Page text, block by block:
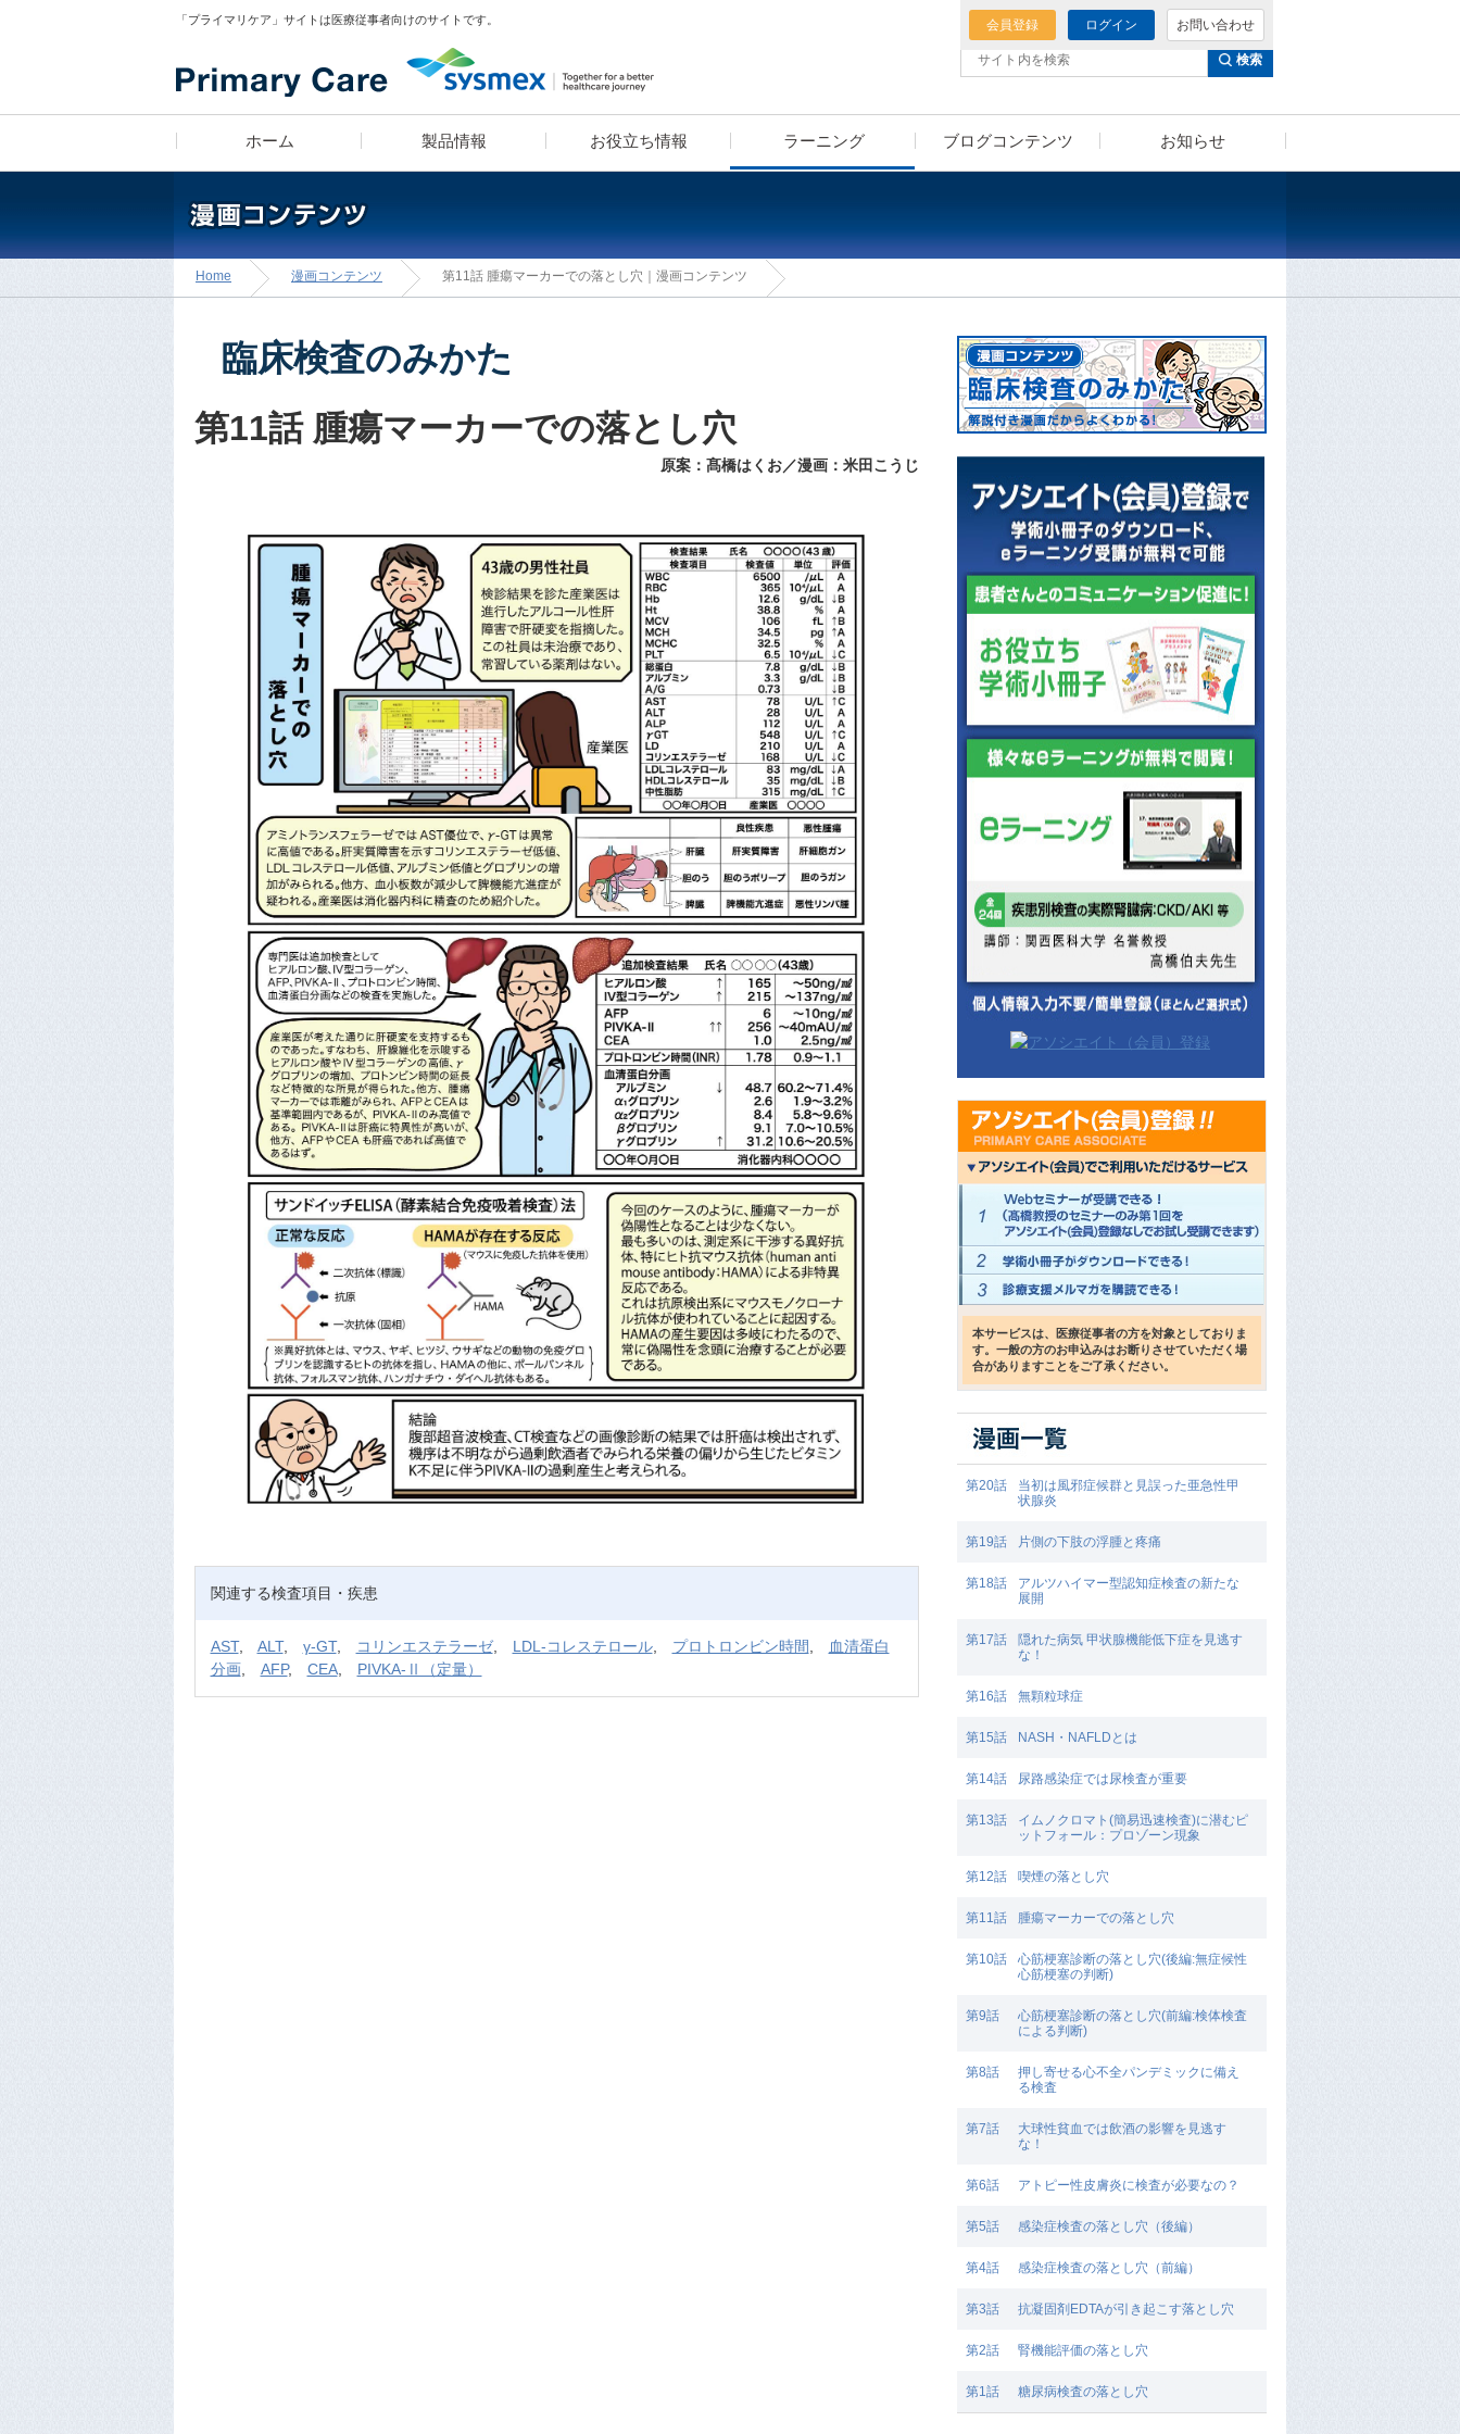
会員登録 ログイン お問い合わせ
「プライマリケア」サイトは医療従事者向けのサイトです。
検索
ホーム 製品情報
製品ラインナップ 血算装置の導入をお考えの方へ
お役立ち情報
疾患スピード検索 疾患別検査セットライブラリー
ラーニング
漫画コンテンツ 学べる検査知識クイズ
医師のフィロソフィ
ブログコンテンツ
医師 宮田俊男に学ぶ
漫画コンテンツ・クイズコン
お知らせ
Home 漫画コンテンツ 第11話 腫瘍マーカーでの落とし穴｜漫画コンテンツ
臨床検査のみかた
第11話 腫瘍マーカーでの落とし穴
原案：髙橋はくお／漫画：米田こうじ
関連する検査項目・疾患
AST, ALT, γ-GT, コリンエステラーゼ, LDL-コレステロール, プロトロンビン時間
血清蛋白
分画
AFP, CEA, PIVKA-Ⅱ（定量）
本サービスは、医療従事者の方を対象としておりま
す。一般の方のお申込みはお断りさせていただく場
合がありますことをご了承ください。
第20話
当初は風邪症候群と見誤った亜急性甲
状腺炎
第19話 片側の下肢の浮腫と疼痛
第18話
アルツハイマー型認知症検査の新たな
展開
第17話
隠れた病気 甲状腺機能低下症を見逃す
な！
第16話 無顆粒球症
第15話 NASH・NAFLDとは
第14話 尿路感染症では尿検査が重要
第13話
イムノクロマト(簡易迅速検査)に潜むピ
ットフォール：プロゾーン現象
第12話 喫煙の落とし穴
第11話 腫瘍マーカーでの落とし穴
第10話
心筋梗塞診断の落とし穴(後編:無症候性
心筋梗塞の判断)
第9話
心筋梗塞診断の落とし穴(前編:検体検査
による判断)
第8話
押し寄せる心不全パンデミックに備え
る検査
第7話
大球性貧血では飲酒の影響を見逃す
な！
第6話 アトピー性皮膚炎に検査が必要なの？
第5話 感染症検査の落とし穴（後編）
第4話 感染症検査の落とし穴（前編）
第3話 抗凝固剤EDTAが引き起こす落とし穴
第2話 腎機能評価の落とし穴
第1話 糖尿病検査の落とし穴